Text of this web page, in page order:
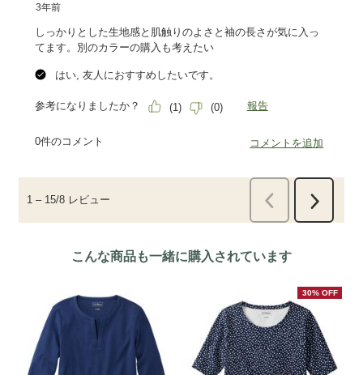
こんな商品も一緒に購入されています
30% OFF